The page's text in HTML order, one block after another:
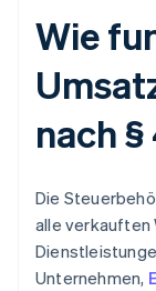
Wie
nach
Die
alle verkauften
Unternehmen,